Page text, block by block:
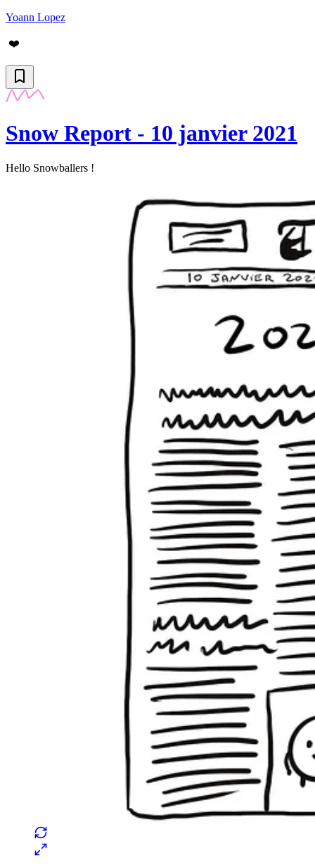
Yoann Lopez
❤️
Snow Report - 10 janvier 2021
Hello Snowballers !